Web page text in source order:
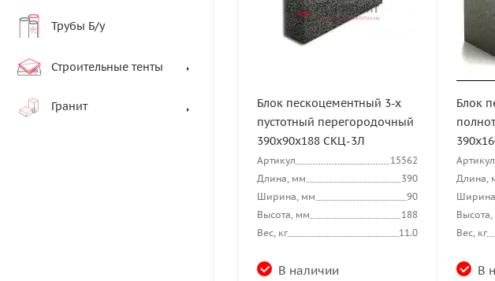
Трубы Б/у
Строительные тенты
Гранит
Блок пескоцементный 3-х
пустотный перегородочный
390х90х188 СКЦ-3Л
Артикул
15562
Длина, мм
390
Ширина, мм
90
Высота, мм
188
Вес, кг
11.0
В наличии
Блок
Артикул
Длина,
Вес, кг
В